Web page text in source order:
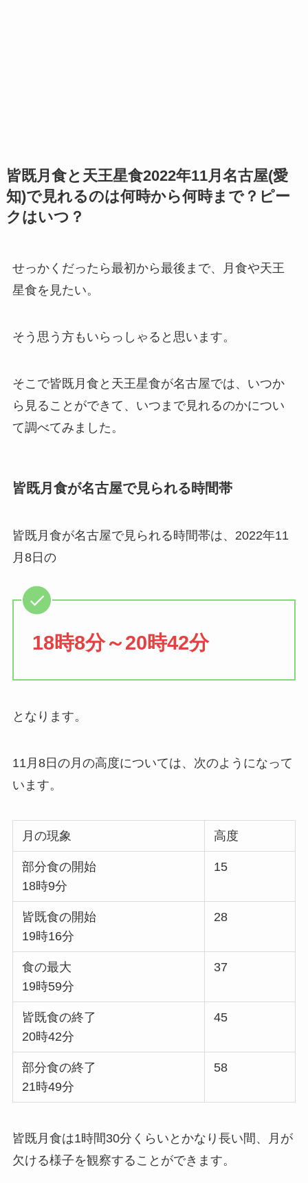
皆既月食と天王星食2022年11月名古屋(愛
知)で見れるのは何時から何時まで？ピー
クはいつ？
せっかくだったら最初から最後まで、月食や天王
星食を見たい。
そう思う方もいらっしゃると思います。
そこで皆既月食と天王星食が名古屋では、いつか
ら見ることができて、いつまで見れるのかについ
て調べてみました。
皆既月食が名古屋で見られる時間帯
皆既月食が名古屋で見られる時間帯は、2022年11
月8日の
18時8分～20時42分
となります。
11月8日の月の高度については、次のようになって
います。
月の現象 高度
部分食の開始
18時9分
15
皆既食の開始
19時16分
28
食の最大
19時59分
37
皆既食の終了
20時42分
45
部分食の終了
21時49分
58
皆既月食は1時間30分くらいとかなり長い間、月が
欠ける様子を観察することができます。